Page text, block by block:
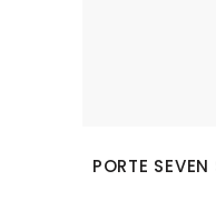
PORTE